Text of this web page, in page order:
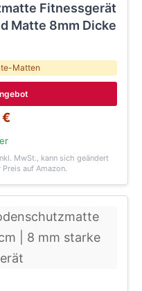
Fitnessgerät
Matte 8mm Dicke
Matten
€
MwSt., kann sich geändert
auf Amazon.